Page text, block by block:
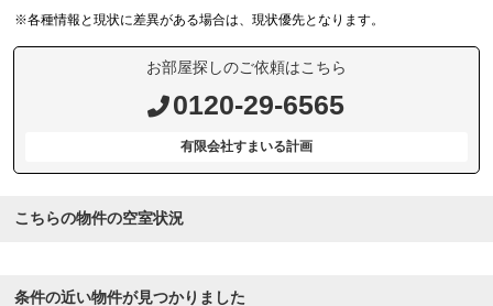
※各種情報と現状に差異がある場合は、現状優先となります。
お部屋探しのご依頼はこちら
0120-29-6565
有限会社すまいる計画
こちらの物件の空室状況
条件の近い物件が見つかりました